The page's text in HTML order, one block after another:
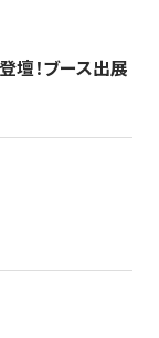
壇！ブース出展